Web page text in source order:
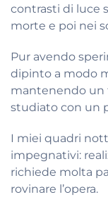
contrasti di luce
morte e poi nei
Pur avendo
dipinto a modo
mantenendo un
studiato con un
I miei quadri
impegnativi:
richiede molta
rovinare l’opera.